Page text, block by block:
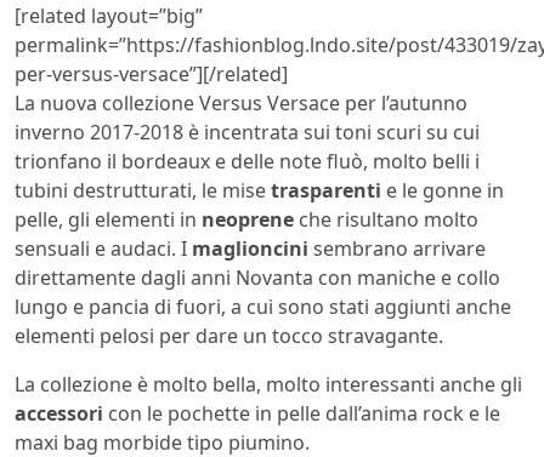
[related layout=”big”
permalink=”https://fashionblog.lndo.site/post/433019/
per-versus-versace”][/related]
La nuova collezione Versus Versace per l’autunno
inverno 2017-2018 è incentrata sui toni scuri su cui
trionfano il bordeaux e delle note fluò, molto belli i
tubini destrutturati, le misetrasparenti e le gonne in
pelle, gli elementi in neoprene che risultano molto
sensuali e audaci. I maglioncini sembrano arrivare
direttamente dagli anni Novanta con maniche e collo
lungo e pancia di fuori, a cui sono stati aggiunti anche
elementi pelosi per dare un tocco stravagante.
La collezione è molto bella, molto interessanti anche gli
accessori con le pochette in pelle dall’anima rock e le
maxi bag morbide tipo piumino.